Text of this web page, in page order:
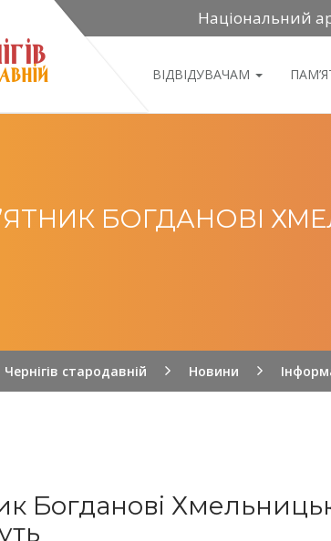
Національний
ВІДВІДУВАЧАМ
БОГДАНОВІ
Чернігів стародавній Новини
Богданові